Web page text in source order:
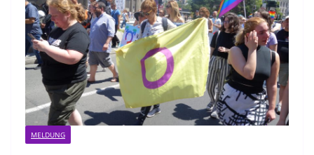
MELDUNG